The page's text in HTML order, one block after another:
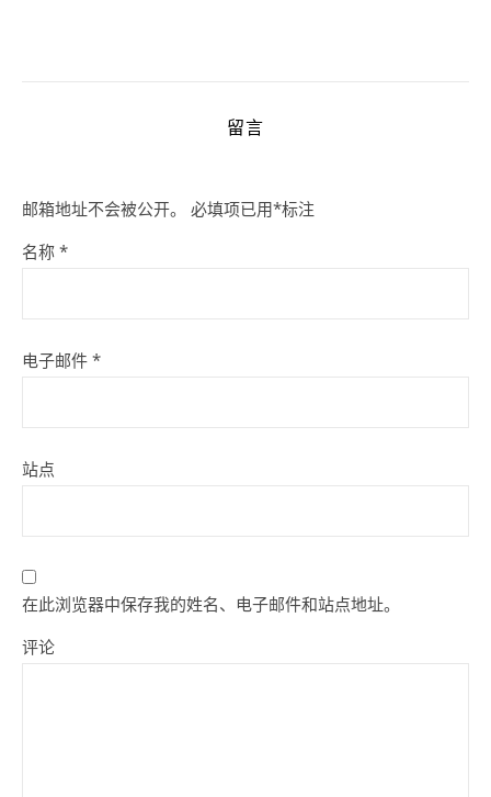
留言
邮箱地址不会被公开。 必填项已用*标注
名称 *
电子邮件 *
站点
在此浏览器中保存我的姓名、电子邮件和站点地址。
评论